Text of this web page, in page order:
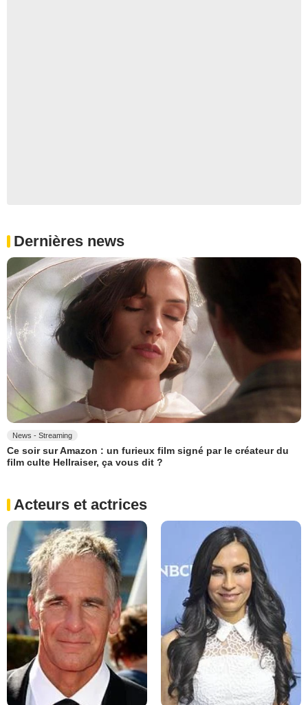
Dernières news
News - Streaming
Ce soir sur Amazon : un furieux film signé par le créateur du
film culte Hellraiser, ça vous dit ?
Acteurs et actrices